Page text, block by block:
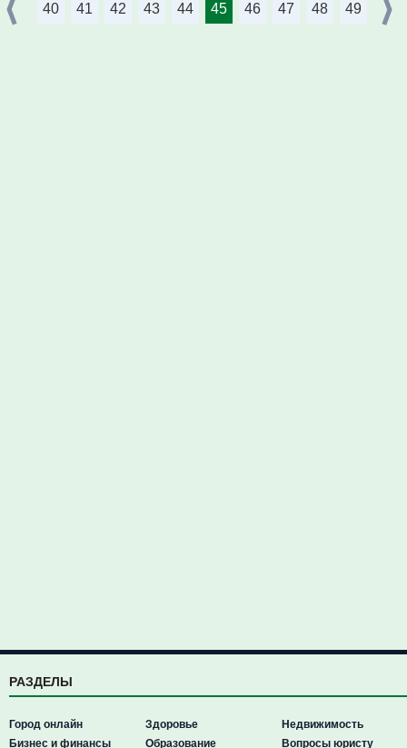
40 41 42 43 44 45 46 47 48 49
РАЗДЕЛЫ
Город онлайн
Бизнес и финансы
Здоровье
Образование
Недвижимость
Вопросы юристу